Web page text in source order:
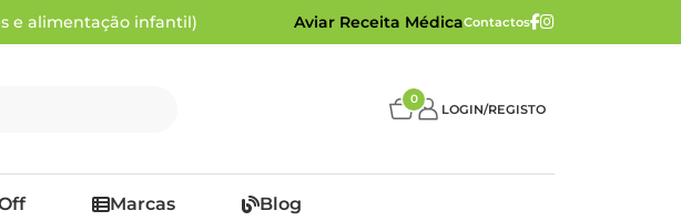
e alimentação infantil) Aviar Receita MédicaContactos
0
LOGIN/REGISTO
Marcas Blog